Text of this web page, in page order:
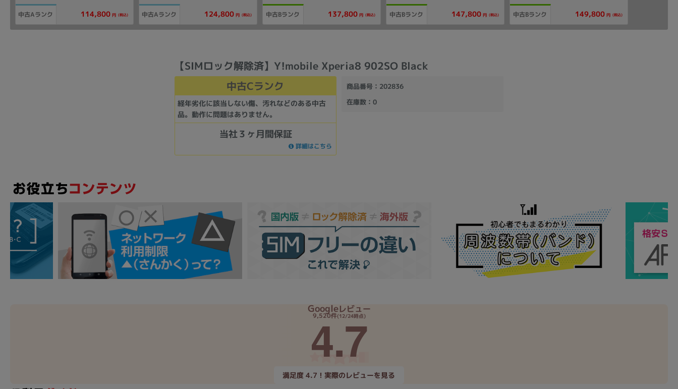
中古Aランク 114,800 円 (税込) 中古Aランク 124,800 円 (税込) 中古Bランク 137,800 円 (税込) 中古Bランク 147,800 円 (税込) 中古Bランク 149,800 円 (税込)
【SIMロック解除済】Y!mobile Xperia8 902SO Black
中古Cランク
経年劣化に該当しない傷、汚れなどのある中古
品。動作に問題はありません。
当社３ヶ月間保証
詳細はこちら
商品番号：202836
在庫数：0
Googleレビュー
9,520件(12/24時点)
4.7
満足度 4.7！実際のレビューを見る